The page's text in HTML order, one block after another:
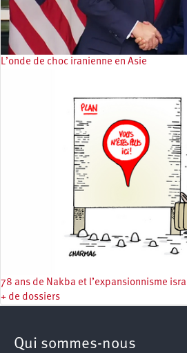
L’onde de choc iranienne en Asie
78 ans de Nakba et l’expansionnisme
+ de dossiers
Qui sommes-nous